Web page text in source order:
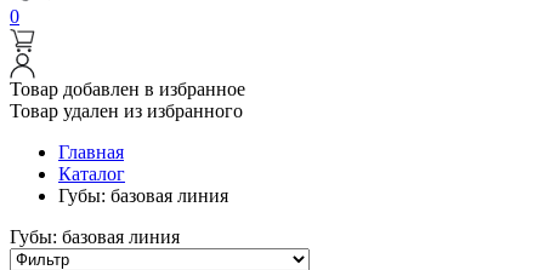
0
Товар добавлен в избранное
Товар удален из избранного
Главная
Каталог
Губы: базовая линия
Губы: базовая линия